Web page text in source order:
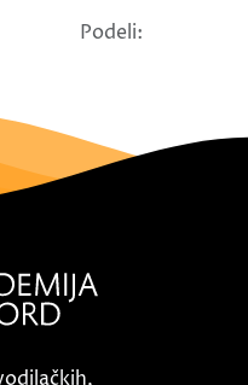
Podeli: